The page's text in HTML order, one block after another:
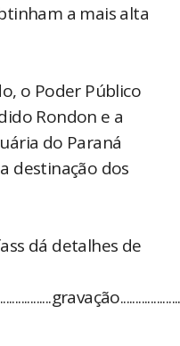
a mais alta
o Poder Público
Rondon e a
do Paraná
destinação dos
dá detalhes de